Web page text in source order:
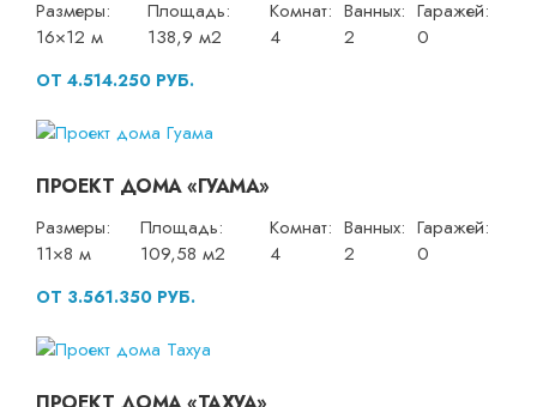
Размеры:
16×12 м
Площадь:
138,9 м2
Комнат:
4
Ванных:
2
Гаражей:
0
ОТ 4.514.250 РУБ.
ПРОЕКТ ДОМА «ГУАМА»
Размеры:
11×8 м
Площадь:
109,58 м2
Комнат:
4
Ванных:
2
Гаражей:
0
ОТ 3.561.350 РУБ.